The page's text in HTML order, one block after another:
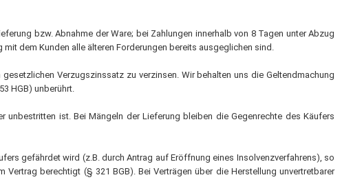
bzw. Abnahme der Ware; bei Zahlungen innerhalb von 8 Tagen unter Abzug
dem Kunden alle älteren Forderungen bereits ausgeglichen sind.
Verzugszinssatz zu verzinsen. Wir behalten uns die Geltendmachung
HGB) unberührt.
ist. Bei Mängeln der Lieferung bleiben die Gegenrechte des Käufers
gefährdet wird (z.B. durch Antrag auf Eröffnung eines Insolvenzverfahrens), so
berechtigt (§ 321 BGB). Bei Verträgen über die Herstellung unvertretbarer